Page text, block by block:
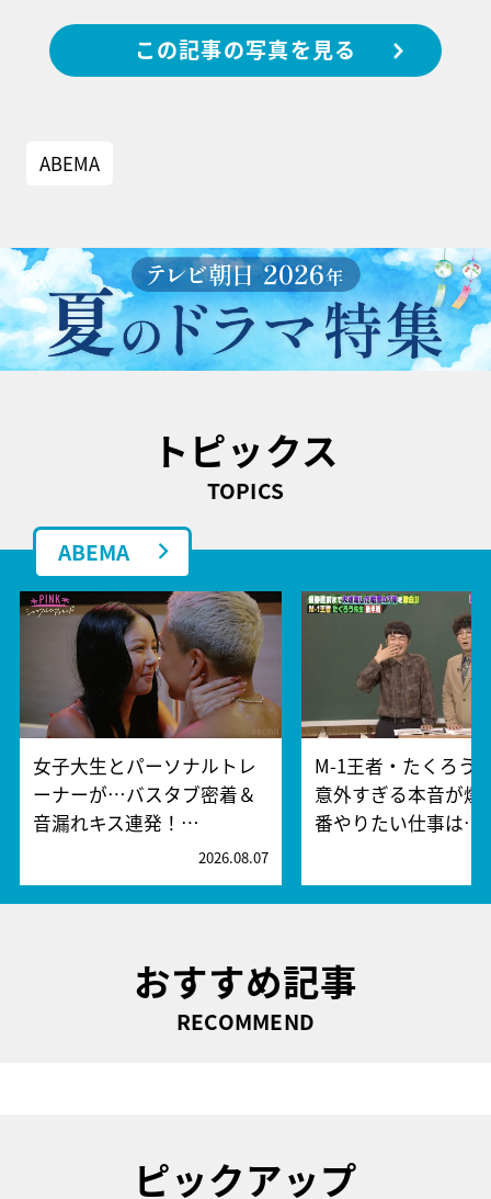
この記事の写真を見る
ABEMA
トピックス
TOPICS
ABEMA
女子大生とパーソナルトレ
ーナーが…バスタブ密着＆
音漏れキス連発！…
2026.08.07
M-1王者・たくろう
意外すぎる本音が爆
番やりたい仕事は…
おすすめ記事
RECOMMEND
ピックアップ